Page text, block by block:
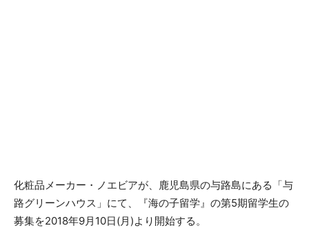
化粧品メーカー・ノエビアが、鹿児島県の与路島にある「与
路グリーンハウス」にて、『海の子留学』の第5期留学生の
募集を2018年9月10日(月)より開始する。